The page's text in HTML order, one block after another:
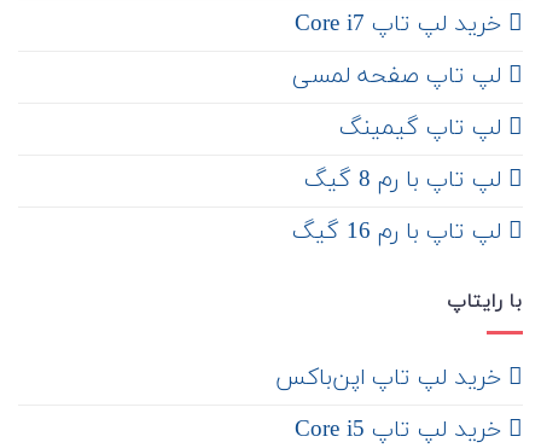
خرید لپ تاپ Core i7
لپ تاپ صفحه لمسی
لپ تاپ گیمینگ
لپ تاپ با رم 8 گیگ
لپ تاپ با رم 16 گیگ
با رایتاپ
‌ خرید لپ تاپ اپن‌باکس
خرید لپ تاپ Core i5